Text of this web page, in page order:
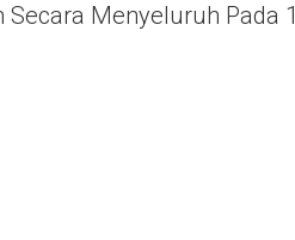
Menyeluruh Pada 1